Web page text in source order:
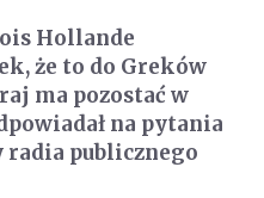
Hollande
że to do Greków
ma pozostać w
na pytania
radia publicznego